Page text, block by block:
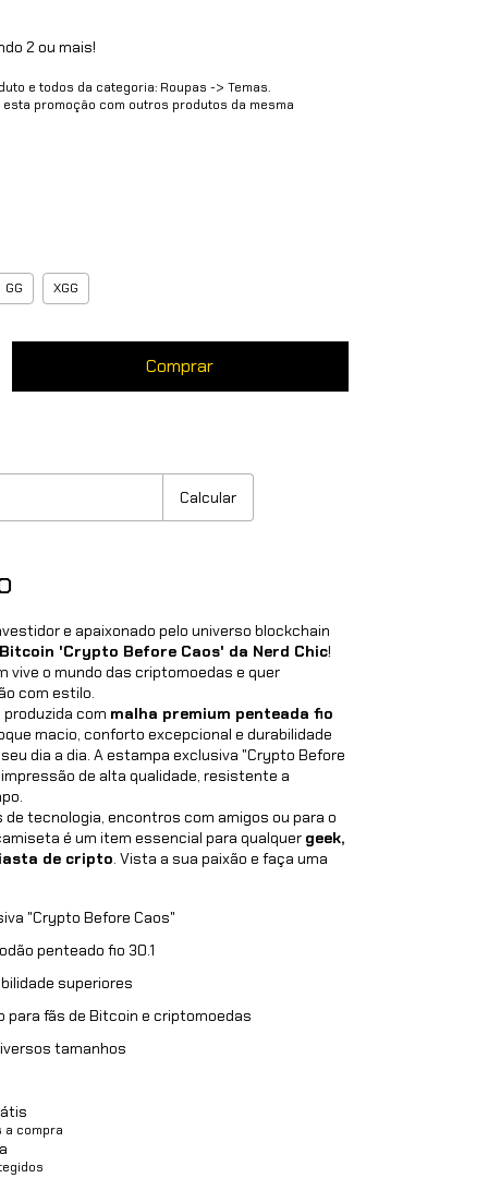
2 ou mais!
e todos da categoria: Roupas -> Temas.
promoção com outros produtos da mesma
GG XGG
Calcular
e apaixonado pelo universo blockchain
'Crypto Before Caos' da Nerd Chic!
vive o mundo das criptomoedas e quer
com estilo.
com malha premium penteada fio
macio, conforto excepcional e durabilidade
dia a dia. A estampa exclusiva "Crypto Before
de alta qualidade, resistente a
de tecnologia, encontros com amigos ou para o
é um item essencial para qualquer geek,
de cripto. Vista a sua paixão e faça uma
"Crypto Before Caos"
penteado fio 30.1
superiores
para fãs de Bitcoin e criptomoedas
tamanhos
a compra